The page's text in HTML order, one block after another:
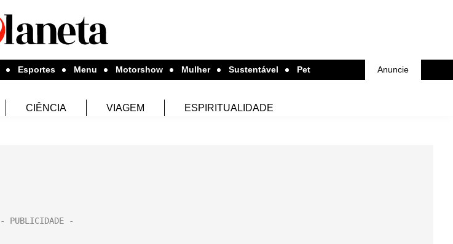
Esportes Menu Motorshow Mulher Sustentável Pet Anuncie
CIÊNCIA VIAGEM ESPIRITUALIDADE